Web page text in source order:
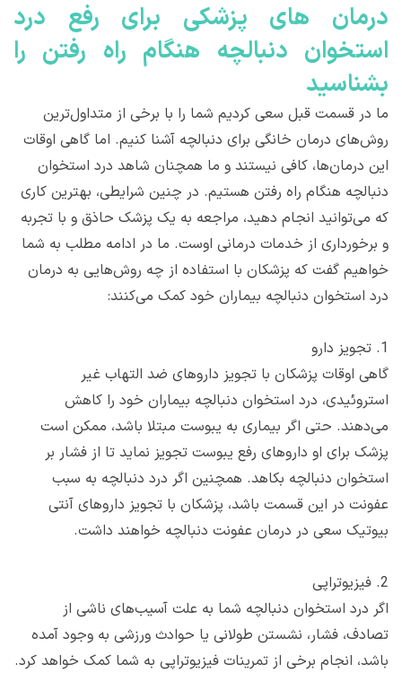
درمان های پزشکی برای رفع درد
استخوان دنبالچه هنگام راه رفتن را
بشناسید
ما در قسمت قبل سعی کردیم شما را با برخی از متداول‌ترین
روش‌های درمان خانگی برای دنبالچه آشنا کنیم. اما گاهی اوقات
این درمان‌ها، کافی نیستند و ما همچنان شاهد درد استخوان
دنبالچه هنگام راه رفتن هستیم. در چنین شرایطی، بهترین کاری
که می‌توانید انجام دهید، مراجعه به یک پزشک حاذق و با تجربه
و برخورداری از خدمات درمانی اوست. ما در ادامه مطلب به شما
خواهیم گفت که پزشکان با استفاده از چه روش‌هایی به درمان
درد استخوان دنبالچه بیماران خود کمک می‌کنند:
1. تجویز دارو
گاهی اوقات پزشکان با تجویز داروهای ضد التهاب غیر
استروئیدی، درد استخوان دنبالچه بیماران خود را کاهش
می‌دهند. حتی اگر بیماری به یبوست مبتلا باشد، ممکن است
پزشک برای او داروهای رفع یبوست تجویز نماید تا از فشار بر
استخوان دنبالچه بکاهد. همچنین اگر درد دنبالچه به سبب
عفونت در این قسمت باشد، پزشکان با تجویز داروهای آنتی
بیوتیک سعی در درمان عفونت دنبالچه خواهند داشت.
2. فیزیوتراپی
اگر درد استخوان دنبالچه شما به علت آسیب‌های ناشی از
تصادف، فشار، نشستن طولانی یا حوادث ورزشی به وجود آمده
باشد، انجام برخی از تمرینات فیزیوتراپی به شما کمک خواهد کرد.